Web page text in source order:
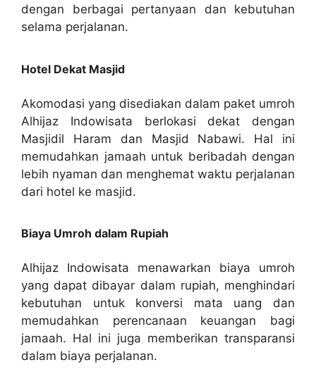
dengan berbagai pertanyaan dan kebutuhan
selama perjalanan.
Hotel Dekat Masjid
Akomodasi yang disediakan dalam paket umroh
Alhijaz Indowisata berlokasi dekat dengan
Masjidil Haram dan Masjid Nabawi. Hal ini
memudahkan jamaah untuk beribadah dengan
lebih nyaman dan menghemat waktu perjalanan
dari hotel ke masjid.
Biaya Umroh dalam Rupiah
Alhijaz Indowisata menawarkan biaya umroh
yang dapat dibayar dalam rupiah, menghindari
kebutuhan untuk konversi mata uang dan
memudahkan perencanaan keuangan bagi
jamaah. Hal ini juga memberikan transparansi
dalam biaya perjalanan.